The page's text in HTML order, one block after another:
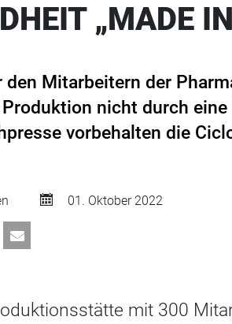
„MADE
den Mitarbeitern der
nicht durch
vorbehalten die
01. Oktober 2022
mit 300